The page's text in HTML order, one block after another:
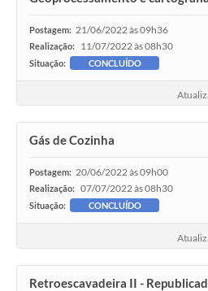
Projetos
Legislação
Editais
Links
Serviços Online
Transparência
Postagem: 21/06/2022 às 09h36
Realização: 11/07/2022 às 08h30
Situação: CONCLUÍDO
Gás de Cozinha
Postagem: 20/06/2022 às 09h00
Realização: 07/07/2022 às 08h30
Situação: CONCLUÍDO
Retroescavadeira II -